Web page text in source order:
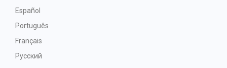
Español
Português
Français
Русский